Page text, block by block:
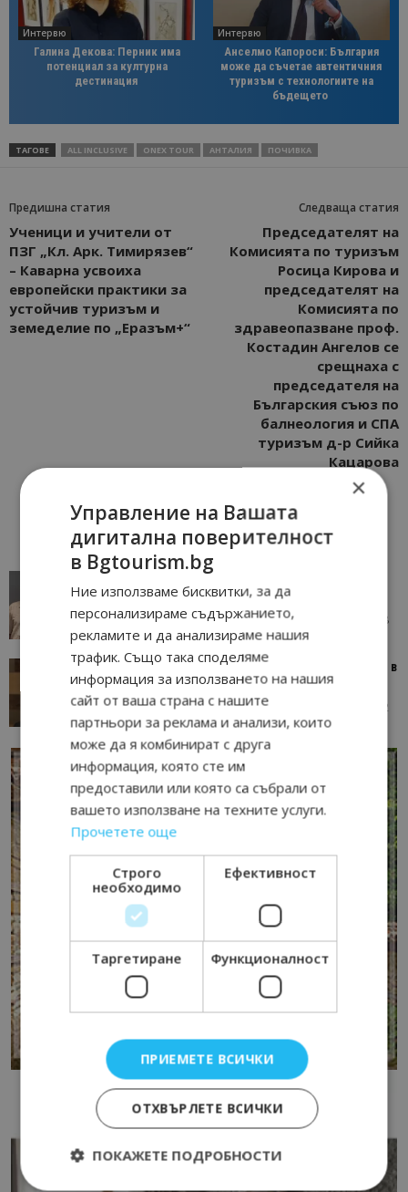
Интервю
Галина Декова: Перник има
потенциал за културна
дестинация
Интервю
Анселмо Капороси: България
може да съчетае автентичния
туризъм с технологиите на
бъдещето
ТАГОВЕ ALL INCLUSIVE ONEX TOUR АНТАЛИЯ ПОЧИВКА
Предишна статия
Ученици и учители от
ПЗГ „Кл. Арк. Тимирязев“
– Каварна усвоиха
европейски практики за
устойчив туризъм и
земеделие по „Еразъм+“
Следваща статия
Председателят на
Комисията по туризъм
Росица Кирова и
председателят на
Комисията по
здравеопазване проф.
Костадин Ангелов се
срещнаха с
председателя на
Българския съюз по
балнеология и СПА
туризъм д-р Сийка
Кацарова
окаже по-трудна за...
AI Travel Economy с Елица Стоилова 05/08/2026 08:28
Тим Браун: Хотелите губят пари заради грешки в
данните и липсващи...
AI Travel Economy с Елица Стоилова 13/07/2026 09:02
×
Управление на Вашата
дигитална поверителност
в Bgtourism.bg
Ние използваме бисквитки, за да
персонализираме съдържанието,
рекламите и да анализираме нашия
трафик. Също така споделяме
информация за използването на нашия
сайт от ваша страна с нашите
партньори за реклама и анализи, които
може да я комбинират с друга
информация, която сте им
предоставили или която са събрали от
вашето използване на техните услуги.
Прочетете още
Строго
необходимо
Ефективност
Таргетиране Функционалност
ПРИЕМЕТЕ ВСИЧКИ
ОТХВЪРЛЕТЕ ВСИЧКИ
ПОКАЖЕТЕ ПОДРОБНОСТИ